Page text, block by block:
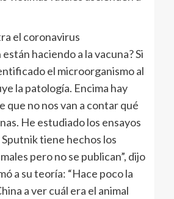
el coronavirus
haciendo a la vacuna? Si
el microorganismo al
la patología. Encima hay
que no nos van a contar qué
He estudiado los ensayos
Sputnik tiene hechos los
pero no se publican”, dijo
a su teoría: “Hace poco la
a ver cuál era el animal